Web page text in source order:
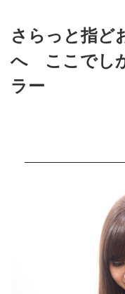
さらっと指ど
へ ここでし
ラー